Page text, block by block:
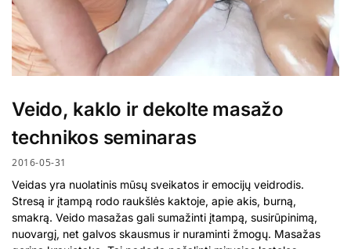
Veido, kaklo ir dekolte masažo
technikos seminaras
2016-05-31
Veidas yra nuolatinis mūsų sveikatos ir emocijų veidrodis.
Stresą ir įtampą rodo raukšlės kaktoje, apie akis, burną,
smakrą. Veido masažas gali sumažinti įtampą, susirūpinimą,
nuovargį, net galvos skausmus ir nuraminti žmogų. Masažas